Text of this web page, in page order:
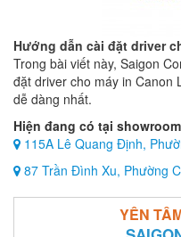
Hướng dẫn cài đặt driver
Trong bài viết này, Saigon
đặt driver cho máy in Canon
dễ dàng nhất.
Hiện đang có tại
115A Lê Quang Định,
87 Trần Đình Xu, Phường
YÊN